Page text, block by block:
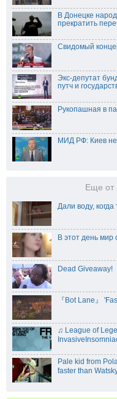
100%
Масштаб:100%
-5%
+5%
В Донецке
прекратить
Свидомый
Экс-депутат
путч и
Рукопашная в
МИД РФ: Киев не
Еще от
Дали воду,
В этот день мир
Dead Giveaway!
『Bot Lane』
♫ League of
Pale kid from
faster than